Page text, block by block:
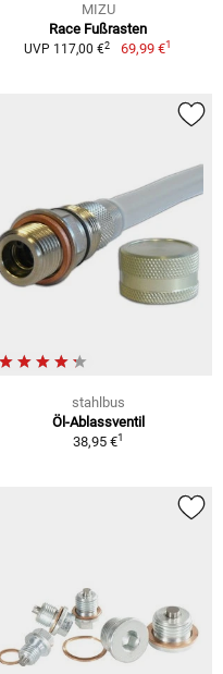
MIZU
Race Fußrasten
UVP 117,00 €2 69,99 €1
stahlbus
Öl-Ablassventil
38,95 €1